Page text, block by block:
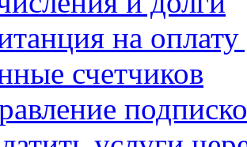
на оплату
счетчиков